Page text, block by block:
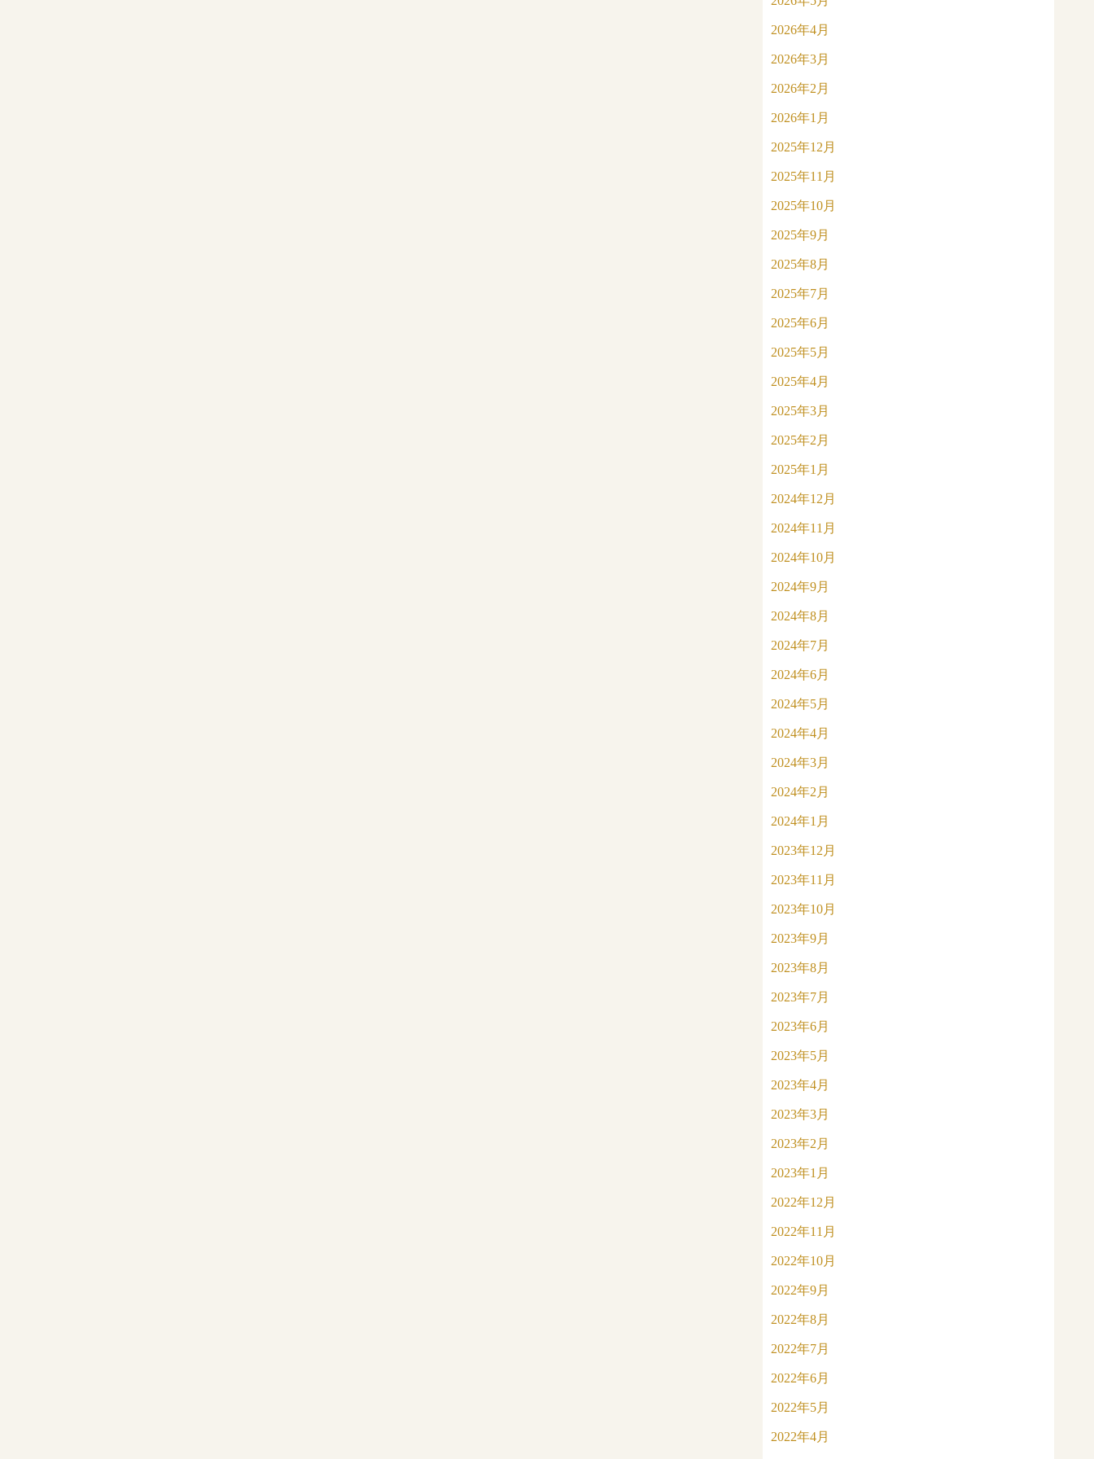
2026年4月
2026年3月
2026年2月
2026年1月
2025年12月
2025年11月
2025年10月
2025年9月
2025年8月
2025年7月
2025年6月
2025年5月
2025年4月
2025年3月
2025年2月
2025年1月
2024年12月
2024年11月
2024年10月
2024年9月
2024年8月
2024年7月
2024年6月
2024年5月
2024年4月
2024年3月
2024年2月
2024年1月
2023年12月
2023年11月
2023年10月
2023年9月
2023年8月
2023年7月
2023年6月
2023年5月
2023年4月
2023年3月
2023年2月
2023年1月
2022年12月
2022年11月
2022年10月
2022年9月
2022年8月
2022年7月
2022年6月
2022年5月
2022年4月